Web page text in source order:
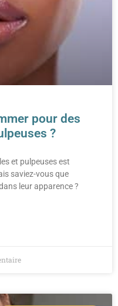
pour des
?
et pulpeuses est
saviez-vous que
leur apparence ?